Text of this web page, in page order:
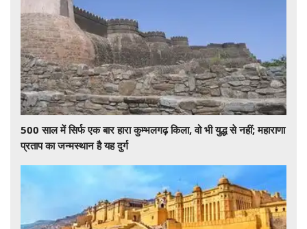
500 साल में सिर्फ एक बार हारा कुम्भलगढ़ किला, वो भी युद्ध से नहीं; महाराणा
प्रताप का जन्मस्थान है यह दुर्ग